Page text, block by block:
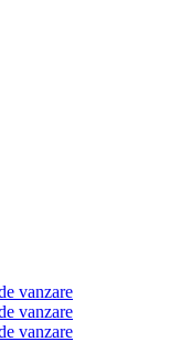
vanzare
vanzare
vanzare